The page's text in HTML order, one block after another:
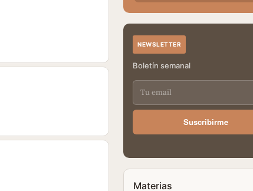
NEWSLETTER
Boletín semanal
Suscribirme
Materias